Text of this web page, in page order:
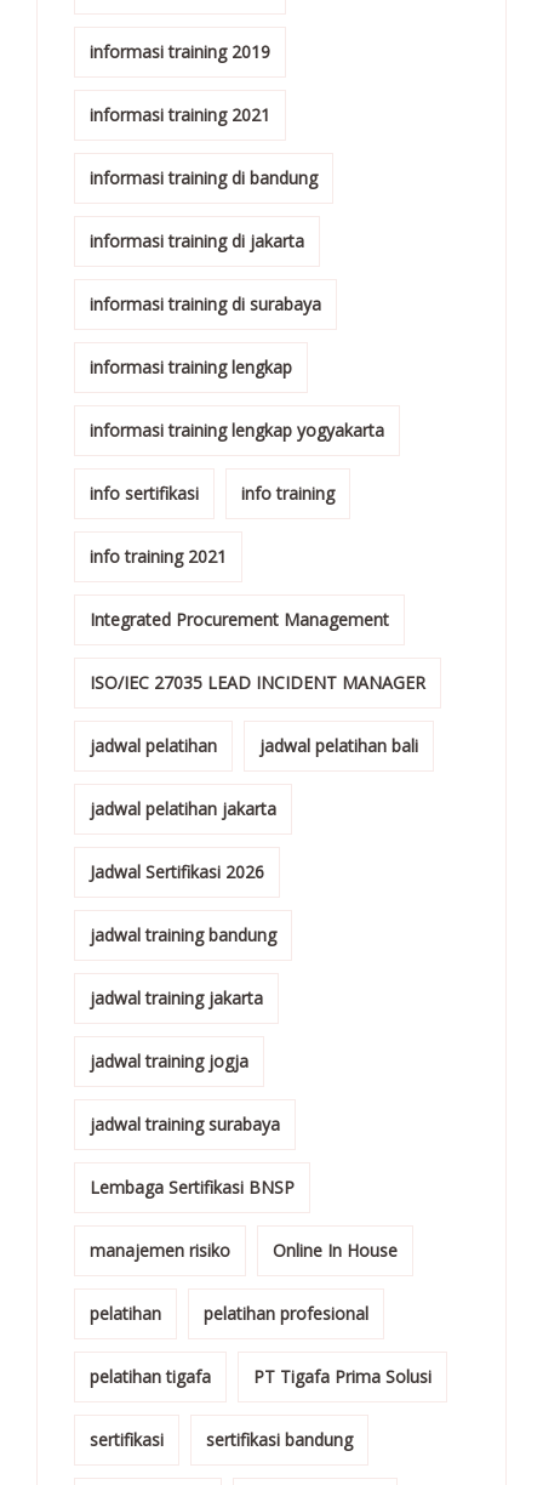
informasi training 2019
informasi training 2021
informasi training di bandung
informasi training di jakarta
informasi training di surabaya
informasi training lengkap
informasi training lengkap yogyakarta
info sertifikasi info training
info training 2021
Integrated Procurement Management
ISO/IEC 27035 LEAD INCIDENT MANAGER
jadwal pelatihan jadwal pelatihan bali
jadwal pelatihan jakarta
Jadwal Sertifikasi 2026
jadwal training bandung
jadwal training jakarta
jadwal training jogja
jadwal training surabaya
Lembaga Sertifikasi BNSP
manajemen risiko Online In House
pelatihan pelatihan profesional
pelatihan tigafa PT Tigafa Prima Solusi
sertifikasi sertifikasi bandung